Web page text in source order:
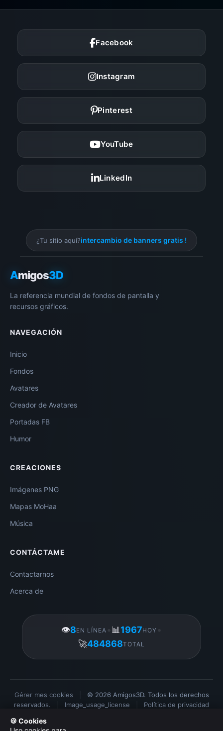
🍪 Cookies
Facebook
Instagram
Pinterest
YouTube
LinkedIn
¿Tu sitio aquí?intercambio de banners gratis !
Amigos3D
La referencia mundial de fondos de pantalla y
recursos gráficos.
NAVEGACIÓN
Inicio
Fondos
Avatares
Creador de Avatares
Portadas FB
Humor
CREACIONES
Imágenes PNG
Mapas MoHaa
Música
CONTÁCTAME
Contactarnos
Acerca de
👁️8EN LÍNEA 📊 1967HOY
🚀484868TOTAL
Gérer mes cookies
© 2026 Amigos3D. Todos los derechos
reservados.
Image_usage_license
Política de privacidad